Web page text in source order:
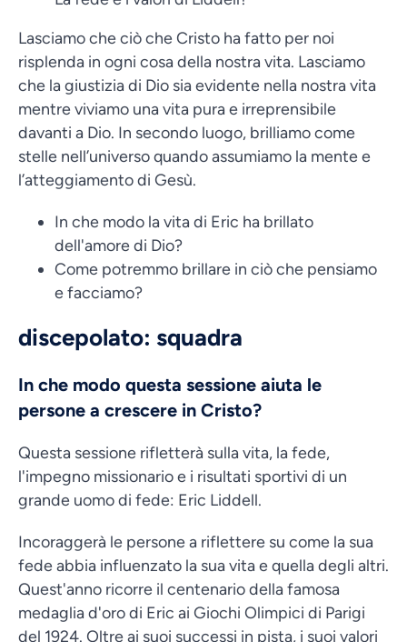
Lasciamo che ciò che Cristo ha fatto per noi
risplenda in ogni cosa della nostra vita. Lasciamo
che la giustizia di Dio sia evidente nella nostra vita
mentre viviamo una vita pura e irreprensibile
davanti a Dio. In secondo luogo, brilliamo come
stelle nell’universo quando assumiamo la mente e
l’atteggiamento di Gesù.
In che modo la vita di Eric ha brillato
dell'amore di Dio?
Come potremmo brillare in ciò che pensiamo
e facciamo?
discepolato: squadra
In che modo questa sessione aiuta le
persone a crescere in Cristo?
Questa sessione rifletterà sulla vita, la fede,
l'impegno missionario e i risultati sportivi di un
grande uomo di fede: Eric Liddell.
Incoraggerà le persone a riflettere su come la sua
fede abbia influenzato la sua vita e quella degli altri.
Quest'anno ricorre il centenario della famosa
medaglia d'oro di Eric ai Giochi Olimpici di Parigi
del 1924. Oltre ai suoi successi in pista, i suoi valori